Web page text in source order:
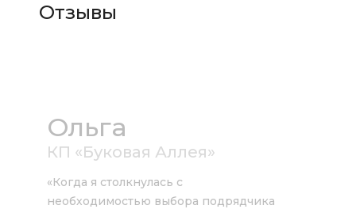
Отзывы
Ольга
КП «Буковая Аллея»
«Когда я столкнулась с
необходимостью выбора подрядчика